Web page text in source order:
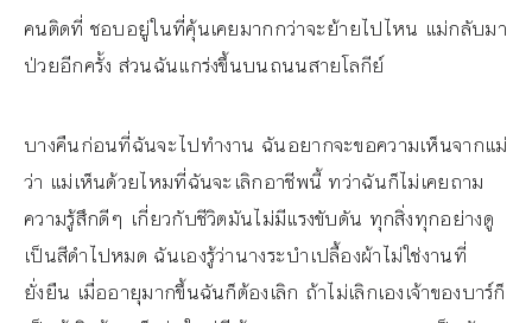
คนติดที่ ชอบอยู่ในที่คุ้นเคยมากกว่าจะย้ายไปไหน แม่กลับมา
ป่วยอีกครั้ง ส่วนฉันแกร่งขึ้นบนถนนสายโลกีย์
บางคืนก่อนที่ฉันจะไปทำงาน ฉันอยากจะขอความเห็นจากแม่
ว่า แม่เห็นด้วยไหมที่ฉันจะเลิกอาชีพนี้ ทว่าฉันก็ไม่เคยถาม
ความรู้สึกดีๆ เกี่ยวกับชีวิตมันไม่มีแรงขับดัน ทุกสิ่งทุกอย่างดู
เป็นสีดำไปหมด ฉันเองรู้ว่านางระบำเปลื้องผ้าไม่ใช่งานที่
ยั่งยืน เมื่ออายุมากขึ้นฉันก็ต้องเลิก ถ้าไม่เลิกเองเจ้าของบาร์ก็